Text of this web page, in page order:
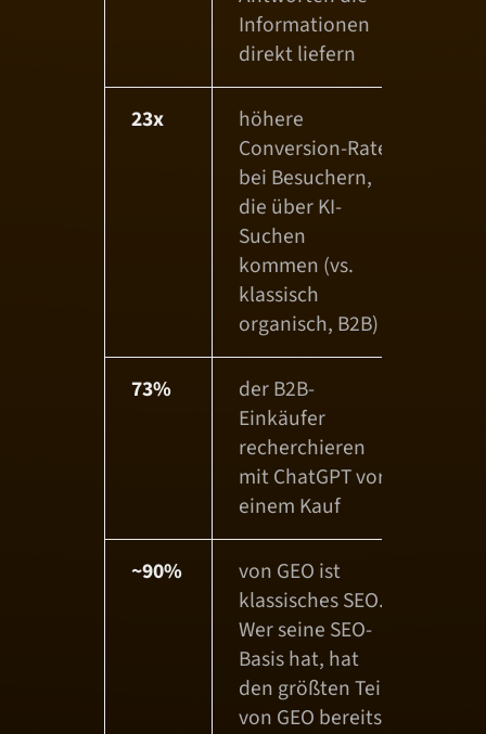
Informationen
direkt liefern
23x
höhere
Conversion-Rate
bei Besuchern,
die über KI-
Suchen
kommen (vs.
klassisch
organisch, B2B)
73%
der B2B-
Einkäufer
recherchieren
mit ChatGPT vor
einem Kauf
~90%
von GEO ist
klassisches SEO.
Wer seine SEO-
Basis hat, hat
den größten Teil
von GEO bereits